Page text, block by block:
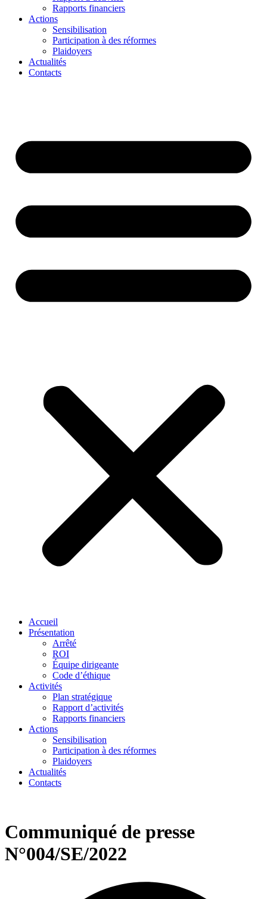
Rapports financiers
Actions
Sensibilisation
Participation à des réformes
Plaidoyers
Actualités
Contacts
Accueil
Présentation
Arrêté
ROI
Équipe dirigeante
Code d’éthique
Activités
Plan stratégique
Rapport d’activités
Rapports financiers
Actions
Sensibilisation
Participation à des réformes
Plaidoyers
Actualités
Contacts
Communiqué de presse
N°004/SE/2022